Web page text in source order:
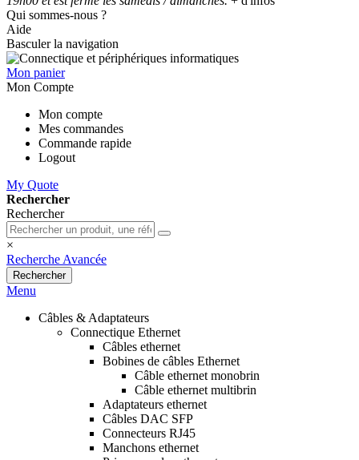
Qui sommes-nous ?
Aide
Basculer la navigation
Mon panier
Mon Compte
Mon compte
Mes commandes
Commande rapide
Logout
My Quote
Rechercher
Rechercher
×
Recherche Avancée
Rechercher
Menu
Câbles & Adaptateurs
Connectique Ethernet
Câbles ethernet
Bobines de câbles Ethernet
Câble ethernet monobrin
Câble ethernet multibrin
Adaptateurs ethernet
Câbles DAC SFP
Connecteurs RJ45
Manchons ethernet